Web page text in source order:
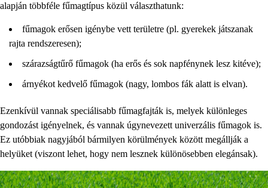
alapján többféle fűmagtípus közül választhatunk:
fűmagok erősen igénybe vett területre (pl. gyerekek játszanak
rajta rendszeresen);
szárazságtűrő fűmagok (ha erős és sok napfénynek lesz kitéve);
árnyékot kedvelő fűmagok (nagy, lombos fák alatt is elvan).
Ezenkívül vannak speciálisabb fűmagfajták is, melyek különleges
gondozást igényelnek, és vannak úgynevezett univerzális fűmagok is.
Ez utóbbiak nagyjából bármilyen körülmények között megállják a
helyüket (viszont lehet, hogy nem lesznek különösebben elegánsak).